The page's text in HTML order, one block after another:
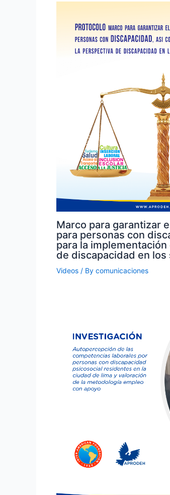
Marco para garantizar
para personas con
para la
de discapacidad en
Videos / By comunicaciones